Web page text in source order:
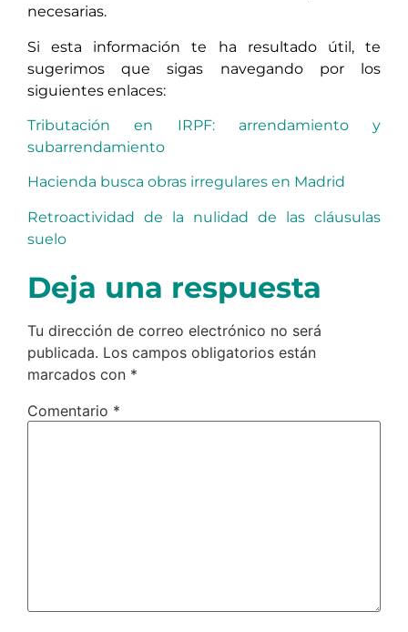
necesarias.
Si esta información te ha resultado útil, te
sugerimos que sigas navegando por los
siguientes enlaces:
Tributación en IRPF: arrendamiento y
subarrendamiento
Hacienda busca obras irregulares en Madrid
Retroactividad de la nulidad de las cláusulas
suelo
Deja una respuesta
Tu dirección de correo electrónico no será
publicada. Los campos obligatorios están
marcados con *
Comentario *